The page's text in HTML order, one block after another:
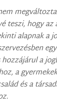
teszi, hogy
alapnak a
hozzájárul a
a
és a